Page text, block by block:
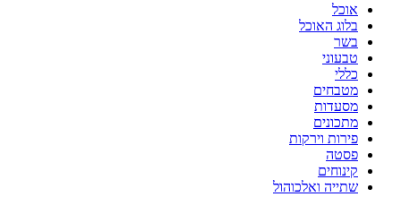
אוכל
בלוג האוכל
בשר
טבעוני
כללי
מטבחים
מסעדות
מתכונים
פירות וירקות
פסטה
קינוחים
שתייה ואלכוהול